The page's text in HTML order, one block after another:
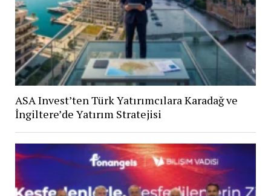
ASA Invest’ten Türk Yatırımcılara Karadağ ve
İngiltere’de Yatırım Stratejisi